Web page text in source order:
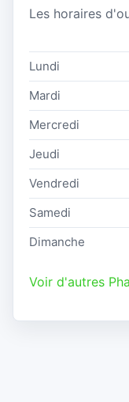
Les horaires
Lundi
Mardi
Mercredi
Jeudi
Vendredi
Samedi
Dimanche
Voir d'autres